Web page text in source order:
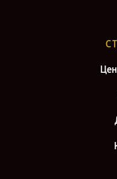
Ремонт